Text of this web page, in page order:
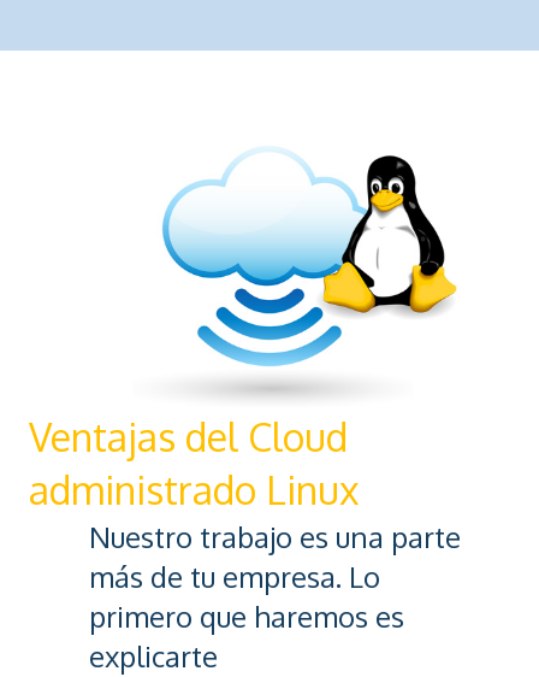
Ventajas del Cloud
administrado Linux
Nuestro trabajo es una parte
más de tu empresa. Lo
primero que haremos es
explicarte